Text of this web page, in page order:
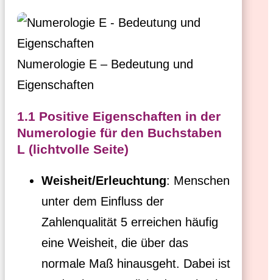
Numerologie E – Bedeutung und
Eigenschaften
1.1 Positive Eigenschaften in der
Numerologie für den Buchstaben
L (lichtvolle Seite)
Weisheit/Erleuchtung: Menschen
unter dem Einfluss der
Zahlenqualität 5 erreichen häufig
eine Weisheit, die über das
normale Maß hinausgeht. Dabei ist